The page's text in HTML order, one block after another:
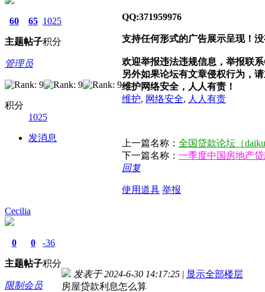
60
主题
65
帖子
1025
积分
管理员
积分
1025
发消息
QQ:371959976
支持任何形式的广告展示呈现！
欢迎举报违法违规信息，举报联系
另外如果论坛有文章侵权行为，
维护网络安全，人人有责！
维护, 网络安全, 人人有责
上一篇名称： 全国贷款论坛（
下一篇名称： 一季度中国房地产
回复
使用道具 举报
Cecilia
0
主题
0
帖子
-36
积分
限制会员
发表于 2024-6-30 14:17:25 | 显示全部楼层
房屋贷款利息怎么算